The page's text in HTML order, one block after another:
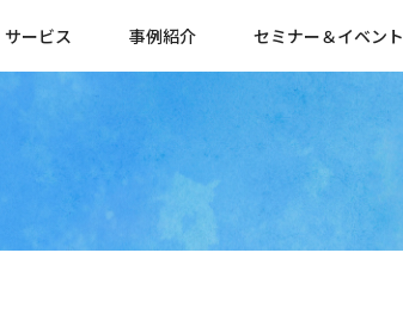
サービス 事例紹介 セミナー＆イベント